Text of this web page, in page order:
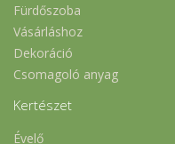
Fürdőszoba
Vásárláshoz
Dekoráció
Csomagoló anyag
Kertészet
Évelő